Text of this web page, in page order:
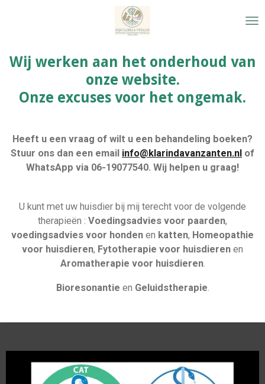
de
hoofdinhoud
Wij werken aan het onderhoud van
onze website.
Onze excuses voor het ongemak.
Heeft u een vraag of wilt u een behandeling boeken?
Stuur ons dan een email info@klarindavanzanten.nl of
WhatsApp via 06-19077540. Wij helpen u graag!
U kunt met uw huisdier bij mij terecht voor de volgende
therapieën : Voedingsadvies voor paarden,
voedingsadvies voor honden en katten, Homeopathie
voor huisdieren, Fytotherapie voor huisdieren en
Aromatherapie voor huisdieren.
Bioresonantie en Geluidstherapie